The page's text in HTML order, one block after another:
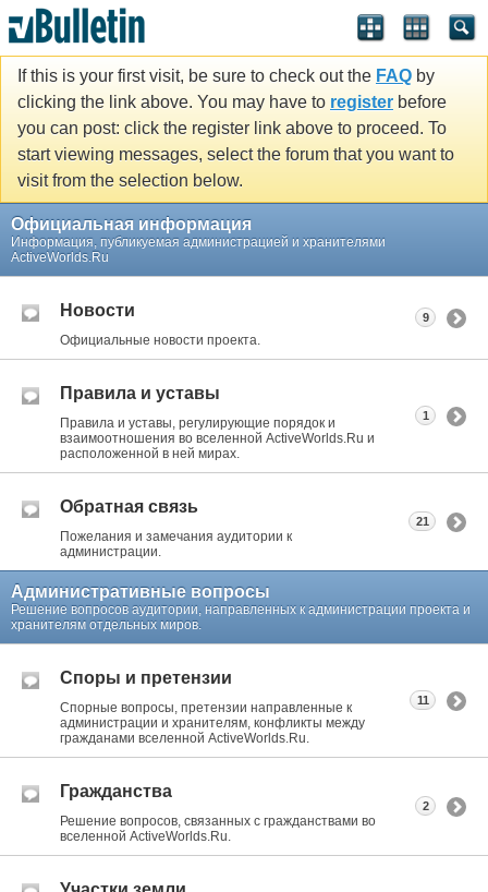
If this is your first visit, be sure to check out the FAQ by
clicking the link above. You may have to register before
you can post: click the register link above to proceed. To
start viewing messages, select the forum that you want to
visit from the selection below.
Официальная информация
Информация, публикуемая администрацией и хранителями
ActiveWorlds.Ru
Новости
Официальные новости проекта.
9
Правила и уставы
Правила и уставы, регулирующие порядок и
взаимоотношения во вселенной ActiveWorlds.Ru и
расположенной в ней мирах.
1
Обратная связь
Пожелания и замечания аудитории к
администрации.
21
Административные вопросы
Решение вопросов аудитории, направленных к администрации проекта и
хранителям отдельных миров.
Споры и претензии
Спорные вопросы, претензии направленные к
администрации и хранителям, конфликты между
гражданами вселенной ActiveWorlds.Ru.
11
Гражданства
Решение вопросов, связанных с гражданствами во
вселенной ActiveWorlds.Ru.
2